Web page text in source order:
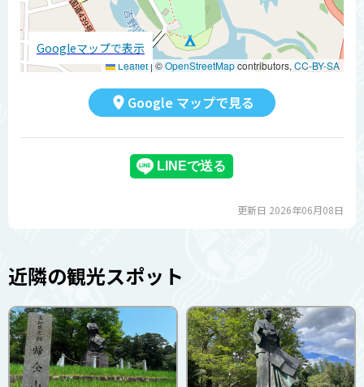
Leaflet | ©OpenStreetMapcontributors, CC-BY-SA
Googleマップで表示
Google マップで見る
更新日 2026年06月08日
近隣の観光スポット